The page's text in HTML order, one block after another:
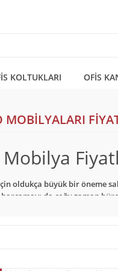
KOLTUKLARI OFİS
MOBİLYALARI
oldukça büyük bir öneme
da çoğu zaman